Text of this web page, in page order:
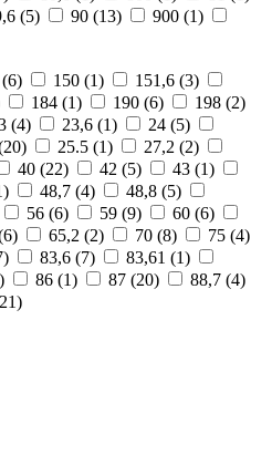
(5) 90 (13) 900 (1)
6) 150 (1) 151,6 (3)
184 (1) 190 (6) 198 (2)
(4) 23,6 (1) 24 (5)
20) 25.5 (1) 27,2 (2)
40 (22) 42 (5) 43 (1)
) 48,7 (4) 48,8 (5)
56 (6) 59 (9) 60 (6)
6) 65,2 (2) 70 (8) 75 (4)
) 83,6 (7) 83,61 (1)
) 86 (1) 87 (20) 88,7 (4)
21)